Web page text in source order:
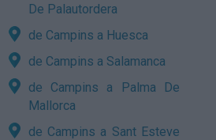
De Palautordera
de Campins a Huesca
de Campins a Salamanca
de Campins a Palma De
Mallorca
de Campins a Sant Esteve